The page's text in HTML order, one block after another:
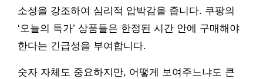
소성을 강조하여 심리적 압박감을 줍니다. 쿠팡의
‘오늘의 특가’ 상품들은 한정된 시간 안에 구매해야
한다는 긴급성을 부여합니다.
숫자 자체도 중요하지만, 어떻게 보여주느냐도 큰